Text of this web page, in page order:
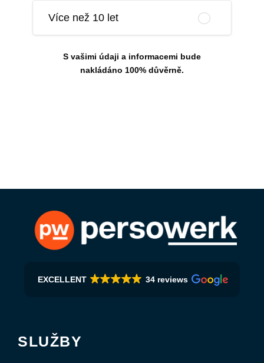
Více než 10 let
S vašimi údaji a informacemi bude
nakládáno 100% důvěrně.
EXCELLENT 34 reviews
SLUŽBY